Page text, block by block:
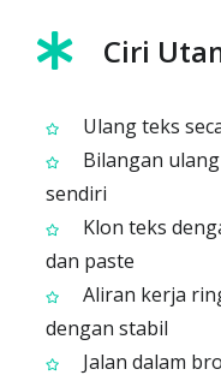
Ciri
Ulang teks
Bilangan
sendiri
Klon teks
dan paste
Aliran kerja
dengan stabil
Jalan dalam